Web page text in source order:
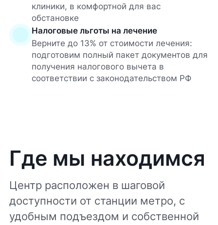
клиники, в комфортной для вас
обстановке
Налоговые льготы на лечение
Верните до 13% от стоимости лечения:
подготовим полный пакет документов для
получения налогового вычета в
соответствии с законодательством РФ
Где мы находимся
Центр расположен в шаговой
доступности от станции метро, с
удобным подъездом и собственной